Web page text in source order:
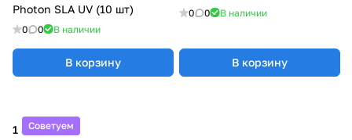
Photon SLA UV (10 шт)
0 0 В наличии
В корзину
0 0 В наличии
В корзину
Советуем
1 890 ₽